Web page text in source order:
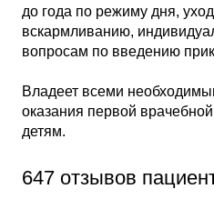
до года по режиму дня,
вскармливанию,
вопросам по введению
Владеет всеми
оказания первой
детям.
647 отзывов